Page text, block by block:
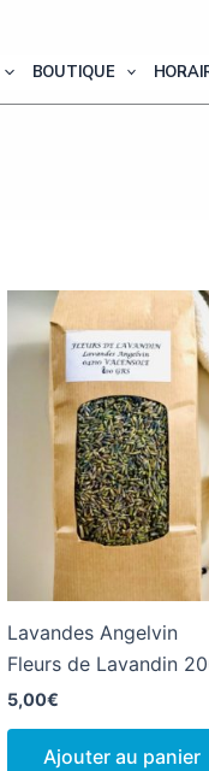
BOUTIQUE
Lavandes Angelvin
Fleurs de Lavandin
5,00€
Ajouter au panier